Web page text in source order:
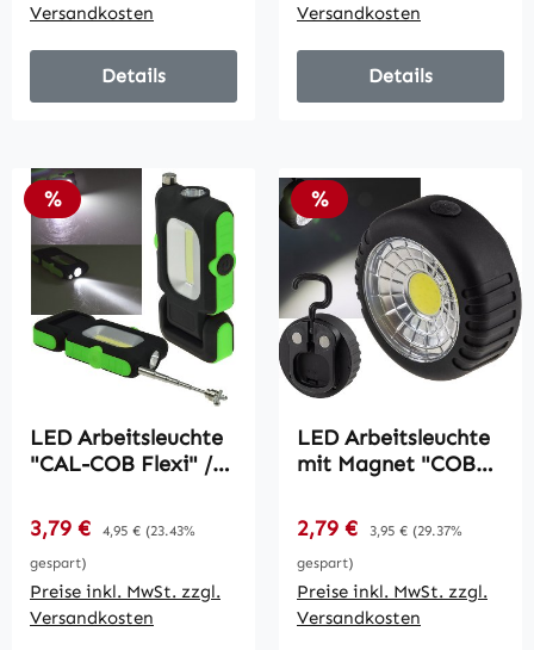
Versandkosten
Details
Versandkosten
Details
Rabatt
%
LED Arbeitsleuchte
"CAL-COB Flexi" /
Haken, Magnetfuß,
PickUp
Verkaufspreis:
3,79 € Regulärer Preis:
4,95 € (23.43%
gespart)
Preise inkl. MwSt. zzgl.
Versandkosten
Rabatt
%
LED Arbeitsleuchte
mit Magnet "COB
Batterie, Haken,
75x35mm, 6000k
Verkaufspreis:
2,79 € Regulärer Preis:
3,95 € (29.37%
gespart)
Preise inkl. MwSt. zzgl.
Versandkosten